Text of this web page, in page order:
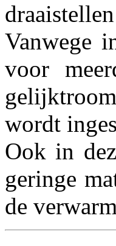
Vanwege
voor
wordt
Ook in
geringe
de